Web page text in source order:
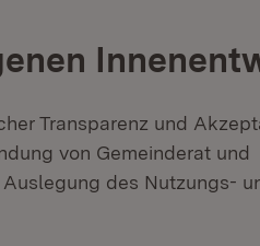
Transparenz und
von Gemeinderat und
des Nutzungs-